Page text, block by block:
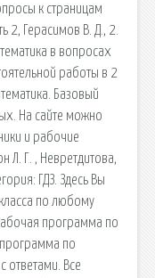
к страницам
2, Герасимов В. Д., 2.
в вопросах
работы в 2
Базовый
На сайте можно
и рабочие
Л. Г. , Невретдитова,
ГДЗ. Здесь Вы
по любому
программа по
по
ответами. Все